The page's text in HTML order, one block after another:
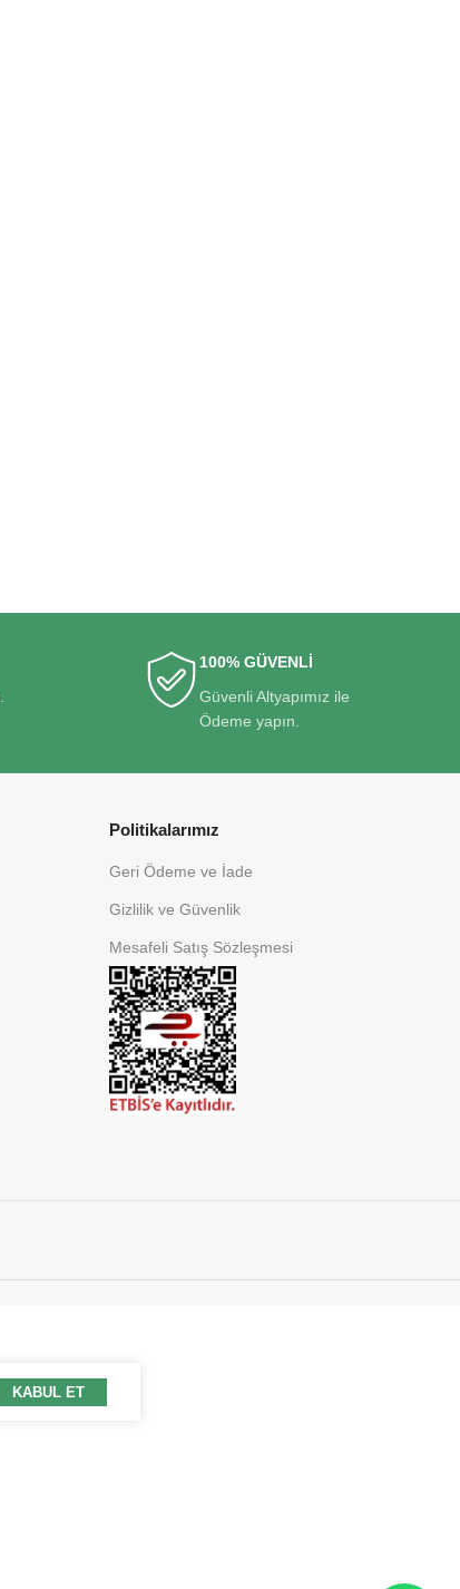
100% GÜVENLİ
Güvenli Altyapımız ile
Ödeme yapın.
Politikalarımız
Geri Ödeme ve İade
Gizlilik ve Güvenlik
Mesafeli Satış Sözleşmesi
KABUL ET